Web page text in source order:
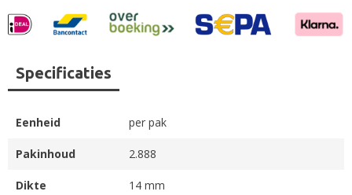
Specificaties
Eenheid per pak
Pakinhoud 2.888
Dikte 14 mm